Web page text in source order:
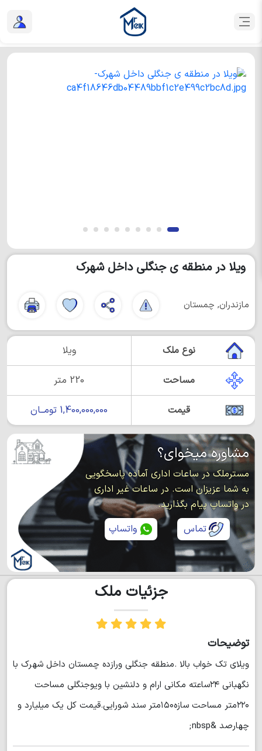
ویلا در منطقه ی جنگلی داخل شهرک
مازندران, چمستان
نوع ملک ویلا
مساحت 220 متر
قیمت 1,400,000,000 تومــان
مشاوره میخوای؟
مسترملک در ساعات اداری آماده پاسخگویی
به شما عزیزان است. در ساعات غیر اداری
در واتساپ پیام بگذارید.
تماس
واتساپ
جزئیات ملک
توضیحات
ویلای تک خواب بالا .منطقه جنگلی ورازده چمستان داخل شهرک با
نگهبانی ۲۴ساعته مکانی ارام و دلنشین با ویوجنگلی مساحت
۲۲۰متر مساحت سازه۱۵۰متر سند شورایی.قیمت کل یک میلیارد و
چهارصد &nbsp;